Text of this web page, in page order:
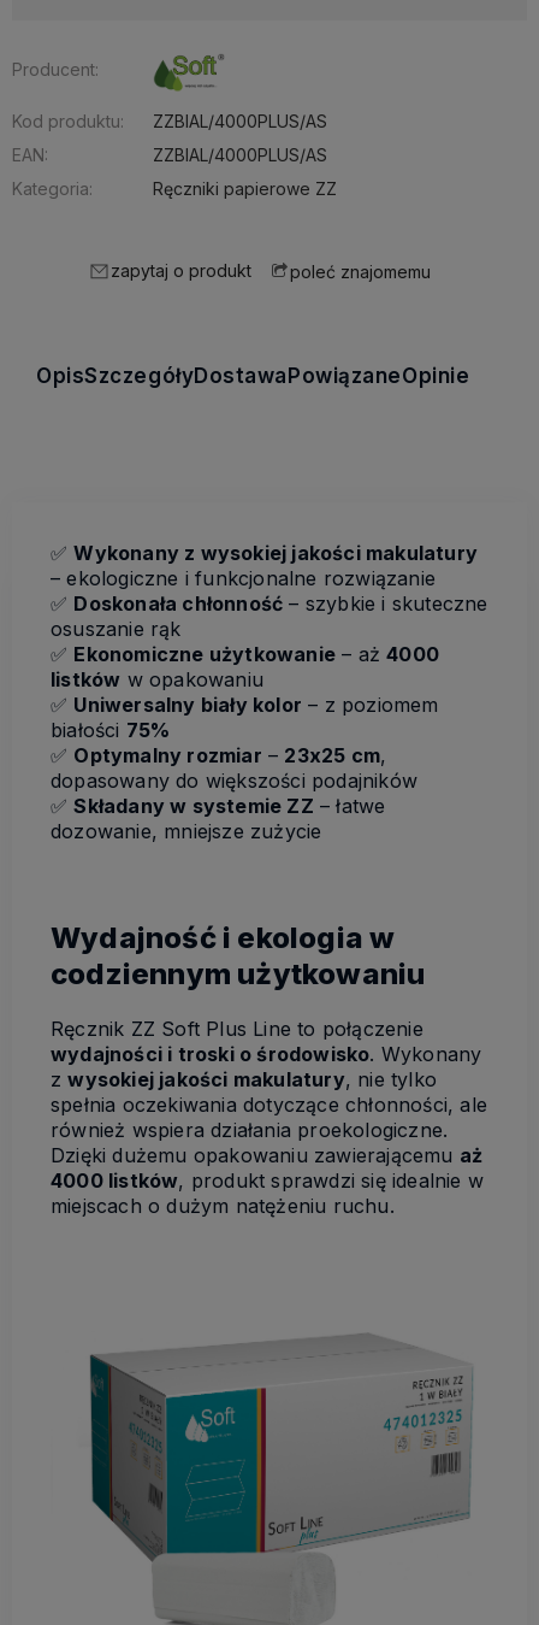
Producent:
Kod produktu:
ZZBIAL/4000PLUS/AS
EAN:
ZZBIAL/4000PLUS/AS
Kategoria:
Ręczniki papierowe ZZ
zapytaj o produkt poleć znajomemu
OpisSzczegółyDostawa PowiązaneOpinie
✅ Wykonany z wysokiej jakości makulatury
– ekologiczne i funkcjonalne rozwiązanie
✅ Doskonała chłonność – szybkie i skuteczne
osuszanie rąk
✅ Ekonomiczne użytkowanie – aż4000
listków w opakowaniu
✅ Uniwersalny biały kolor – z poziomem
białości 75%
✅ Optymalny rozmiar – 23x25 cm,
dopasowany do większości podajników
✅ Składany w systemie ZZ – łatwe
dozowanie, mniejsze zużycie
Wydajność i ekologia w
codziennym użytkowaniu
Ręcznik ZZ Soft Plus Line to połączenie
wydajności i troski o środowisko. Wykonany
zwysokiej jakości makulatury, nie tylko
spełnia oczekiwania dotyczące chłonności, ale
również wspiera działania proekologiczne.
Dzięki dużemu opakowaniu zawierającemu aż
4000 listków, produkt sprawdzi się idealnie w
miejscach o dużym natężeniu ruchu.